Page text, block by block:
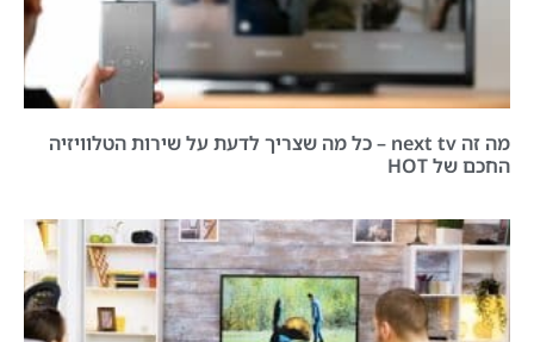
מה זה next tv – כל מה שצריך לדעת על שירות הטלוויזיה
החכם של HOT